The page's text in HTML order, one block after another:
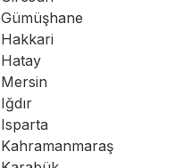
Gümüşhane
Hakkari
Hatay
Mersin
Iğdır
Isparta
Kahramanmaraş